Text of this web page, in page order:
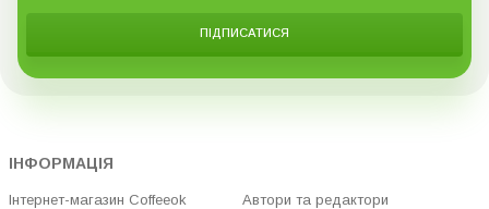
ПІДПИСАТИСЯ
ІНФОРМАЦІЯ
Інтернет-магазин Coffeeok Автори та редактори